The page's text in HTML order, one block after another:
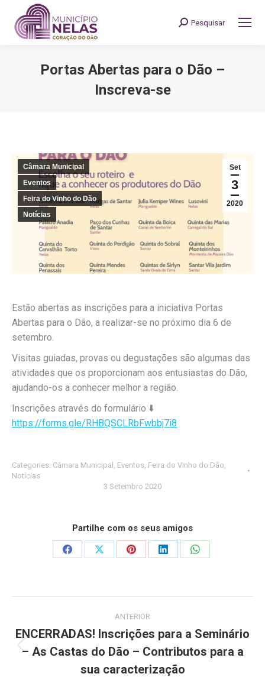
Search:
Pesquisar
Portas Abertas para o Dão –
Inscreva-se
Set
3
2020
Câmara Municipal
Eventos
Feira do Vinho do Dão
Notícias
Estão abertas as inscrições para a iniciativa Portas
Abertas para o Dão, a realizar-se no próximo dia 6 de
setembro.
Visitas guiadas, provas ou degustações são algumas das
atividades que os proporcionam aos entusiastas do Dão,
ajudando-os a conhecer melhor a região.
Inscrições através do formulário ⬇️
https://forms.gle/RHBQSCLRbFwbbj7i8
Categories: Câmara Municipal , Eventos, Feira do Vinho do Dão,
Notícias
3 Setembro 2020
Partilhe com os seus amigos
Share
Share
Share
Share
Share
navigation
ANTERIOR
Previous
post:
ENCERRADAS! Inscrições para a Seminário
– As Castas do Dão – Contributos para a
sua caracterização